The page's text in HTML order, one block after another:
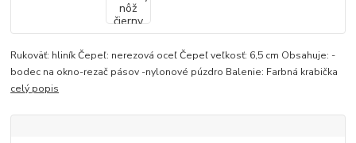
Rukoväť: hliník Čepeľ: nerezová oceľ Čepeľ veľkosť: 6,5 cm Obsahuje: -
bodec na okno-rezač pásov -nylonové púzdro Balenie: Farbná krabička
celý popis